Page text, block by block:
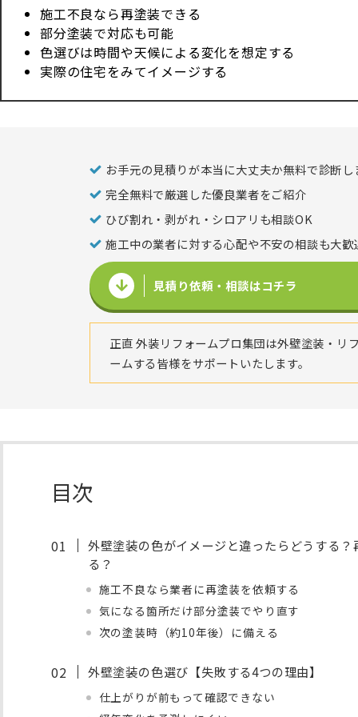
施工不良なら再塗装できる
部分塗装で対応も可能
色選びは時間や天候による変化を想定する
実際の住宅をみてイメージする
お手元の見積りが本当に大丈夫か無料で診断し
完全無料で厳選した優良業者をご紹介
ひび割れ・剥がれ・シロアリも相談OK
施工中の業者に対する心配や不安の相談も大歓
見積り依頼・相談はコチラ
正直 外装リフォームプロ集団は外壁塗装・リ
ームする皆様をサポートいたします。
目次
外壁塗装の色がイメージと違ったらどうする？
る？
施工不良なら業者に再塗装を依頼する
気になる箇所だけ部分塗装でやり直す
次の塗装時（約10年後）に備える
外壁塗装の色選び【失敗する4つの理由】
仕上がりが前もって確認できない